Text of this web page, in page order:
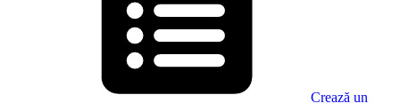
Crează un